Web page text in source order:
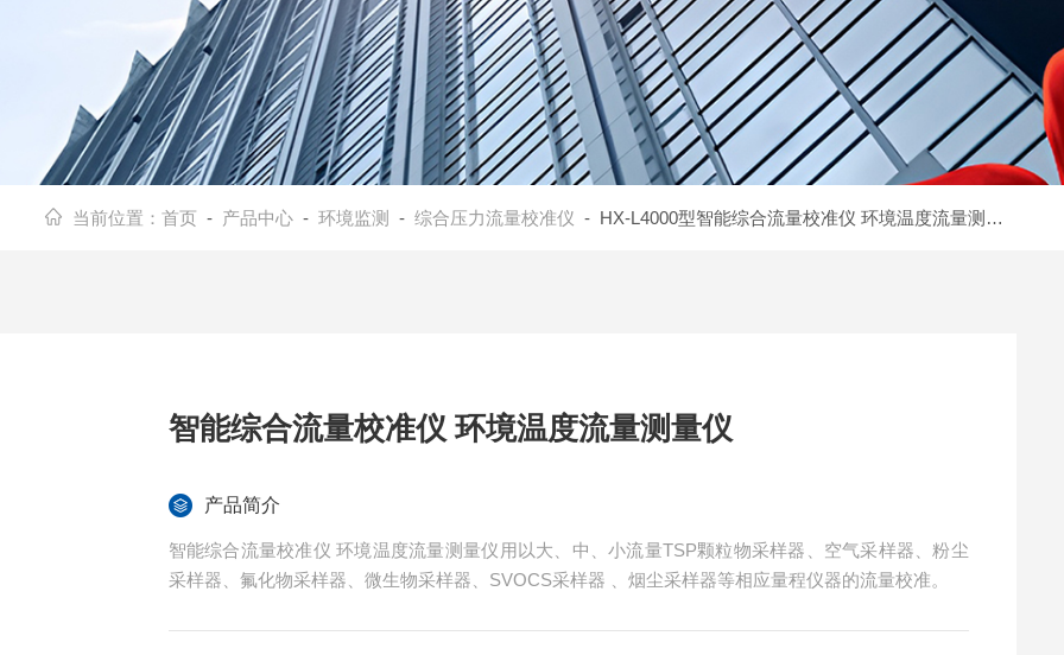
当前位置： 首页 - 产品中心- 环境监测 - 综合压力流量校准仪 - HX-L4000型智能综合流量校准仪 环境温度流量测量仪
智能综合流量校准仪 环境温度流量测量仪
产品简介
智能综合流量校准仪 环境温度流量测量仪用以大、中、小流量TSP颗粒物采样器、空气采样器、粉尘
采样器、氟化物采样器、微生物采样器、SVOCS采样器 、烟尘采样器等相应量程仪器的流量校准。